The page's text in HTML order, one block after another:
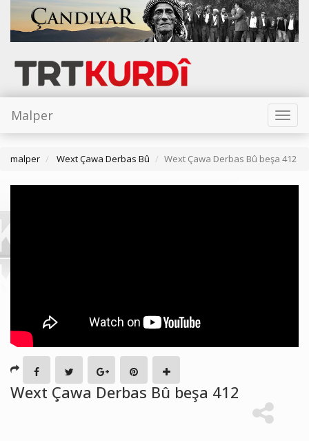
Toggle
Malper
malper Wext Çawa Derbas Bû Wext Çawa Derbas Bû beşa 412
Wext Çawa Derbas Bû beşa 412